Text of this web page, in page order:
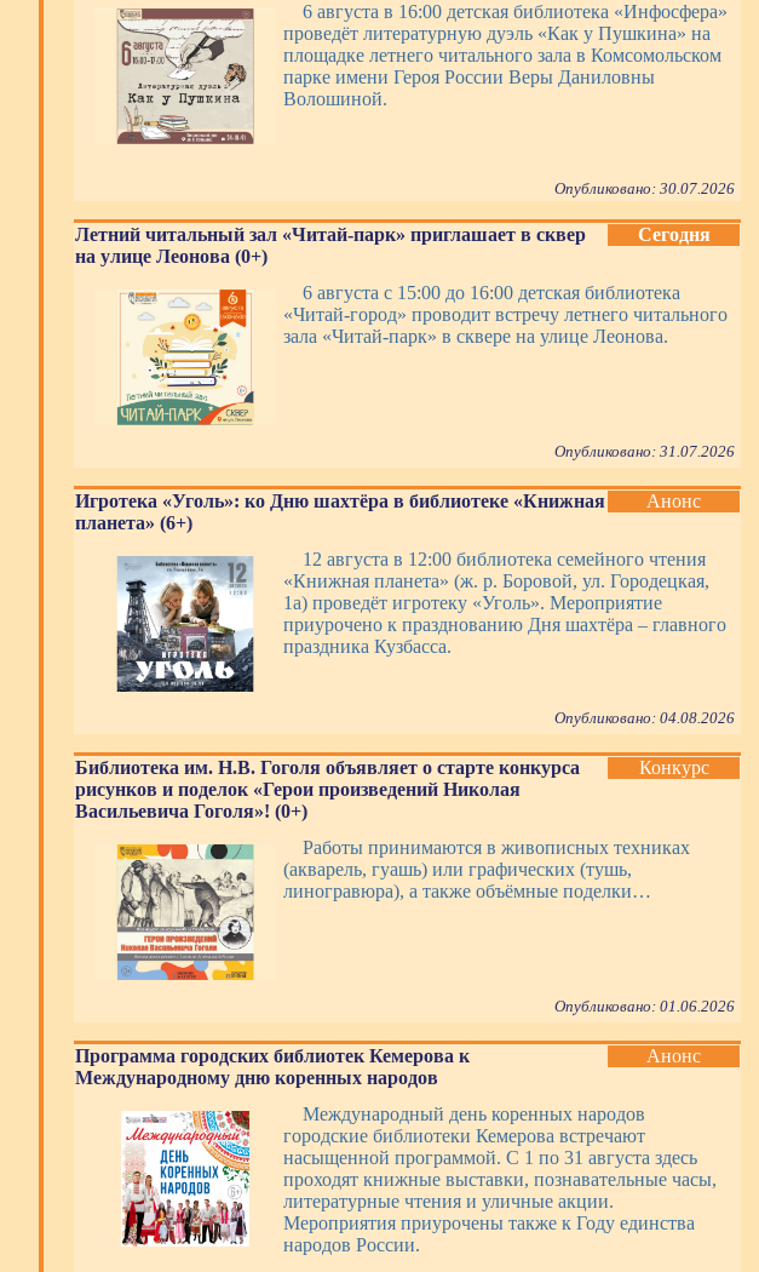
6 августа в 16:00 детская библиотека «Инфосфера»
проведёт литературную дуэль «Как у Пушкина» на
площадке летнего читального зала в Комсомольском
парке имени Героя России Веры Даниловны
Волошиной.
Опубликовано: 30.07.2026
Летний читальный зал «Читай-парк» приглашает в сквер
на улице Леонова (0+)
Сегодня
6 августа с 15:00 до 16:00 детская библиотека
«Читай-город» проводит встречу летнего читального
зала «Читай-парк» в сквере на улице Леонова.
Опубликовано: 31.07.2026
Игротека «Уголь»: ко Дню шахтёра в библиотеке «Книжная
планета» (6+)
Анонс
12 августа в 12:00 библиотека семейного чтения
«Книжная планета» (ж. р. Боровой, ул. Городецкая,
1а) проведёт игротеку «Уголь». Мероприятие
приурочено к празднованию Дня шахтёра – главного
праздника Кузбасса.
Опубликовано: 04.08.2026
Библиотека им. Н.В. Гоголя объявляет о старте конкурса
рисунков и поделок «Герои произведений Николая
Васильевича Гоголя»! (0+)
Конкурс
Работы принимаются в живописных техниках
(акварель, гуашь) или графических (тушь,
линогравюра), а также объёмные поделки…
Опубликовано: 01.06.2026
Программа городских библиотек Кемерова к
Международному дню коренных народов
Анонс
Международный день коренных народов
городские библиотеки Кемерова встречают
насыщенной программой. С 1 по 31 августа здесь
проходят книжные выставки, познавательные часы,
литературные чтения и уличные акции.
Мероприятия приурочены также к Году единства
народов России.